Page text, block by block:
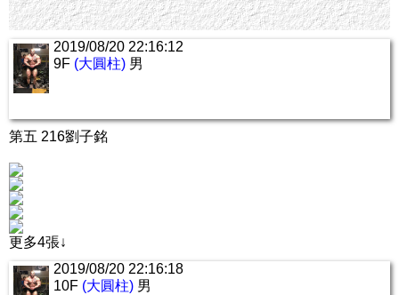
2019/08/20 22:16:12
9F (大圓柱) 男
第五 216劉子銘
更多4張↓
2019/08/20 22:16:18
10F (大圓柱) 男